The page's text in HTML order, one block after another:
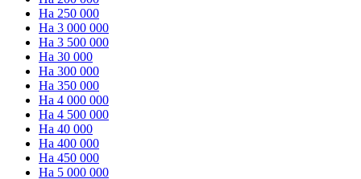
На 250 000
На 3 000 000
На 3 500 000
На 30 000
На 300 000
На 350 000
На 4 000 000
На 4 500 000
На 40 000
На 400 000
На 450 000
На 5 000 000